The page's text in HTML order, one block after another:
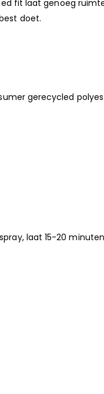
fit laat genoeg
doet.
gerecycled
laat 15-20